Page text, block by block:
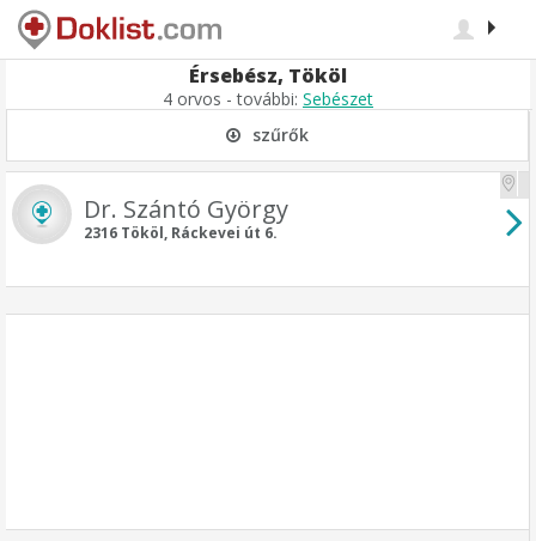
Érsebész, Tököl
4 orvos - további: Sebészet
szűrők
Dr. Szántó György
2316 Tököl, Ráckevei út 6.